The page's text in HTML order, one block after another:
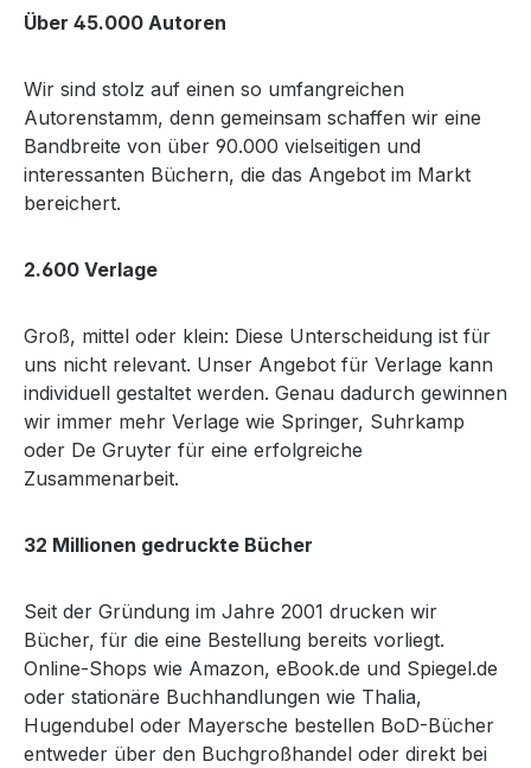
Über 45.000 Autoren
Wir sind stolz auf einen so umfangreichen
Autorenstamm, denn gemeinsam schaffen wir eine
Bandbreite von über 90.000 vielseitigen und
interessanten Büchern, die das Angebot im Markt
bereichert.
2.600 Verlage
Groß, mittel oder klein: Diese Unterscheidung ist für
uns nicht relevant. Unser Angebot für Verlage kann
individuell gestaltet werden. Genau dadurch gewinnen
wir immer mehr Verlage wie Springer, Suhrkamp
oder De Gruyter für eine erfolgreiche
Zusammenarbeit.
32 Millionen gedruckte Bücher
Seit der Gründung im Jahre 2001 drucken wir
Bücher, für die eine Bestellung bereits vorliegt.
Online-Shops wie Amazon, eBook.de und Spiegel.de
oder stationäre Buchhandlungen wie Thalia,
Hugendubel oder Mayersche bestellen BoD-Bücher
entweder über den Buchgroßhandel oder direkt bei